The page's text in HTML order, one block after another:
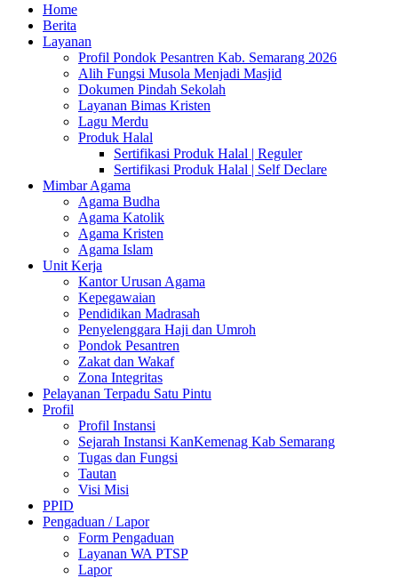
Home
Berita
Layanan
Profil Pondok Pesantren Kab. Semarang 2026
Alih Fungsi Musola Menjadi Masjid
Dokumen Pindah Sekolah
Layanan Bimas Kristen
Lagu Merdu
Produk Halal
Sertifikasi Produk Halal | Reguler
Sertifikasi Produk Halal | Self Declare
Mimbar Agama
Agama Budha
Agama Katolik
Agama Kristen
Agama Islam
Unit Kerja
Kantor Urusan Agama
Kepegawaian
Pendidikan Madrasah
Penyelenggara Haji dan Umroh
Pondok Pesantren
Zakat dan Wakaf
Zona Integritas
Pelayanan Terpadu Satu Pintu
Profil
Profil Instansi
Sejarah Instansi KanKemenag Kab Semarang
Tugas dan Fungsi
Tautan
Visi Misi
PPID
Pengaduan / Lapor
Form Pengaduan
Layanan WA PTSP
Lapor